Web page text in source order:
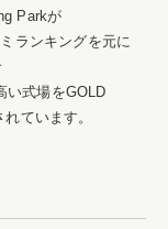
Parkが
ランキングを元に
い式場をGOLD
ています。